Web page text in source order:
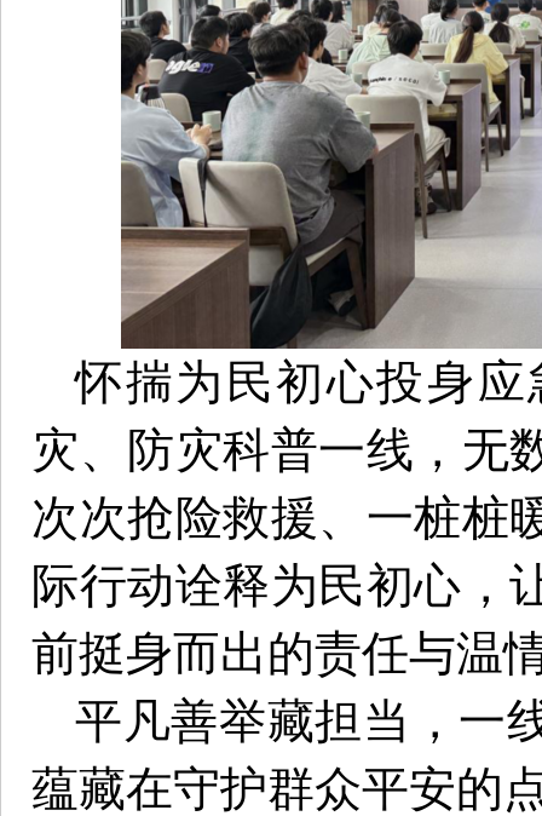
怀揣为民初心投身
灾、防灾科普一线，无
次次抢险救援、一桩桩
际行动诠释为民初心，
前挺身而出的责任与温
平凡善举藏担当，一
蕴藏在守护群众平安的